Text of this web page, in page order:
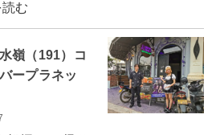
む
嶺（191）コ
ープラネッ